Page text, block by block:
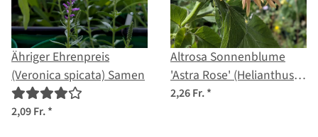
Ähriger Ehrenpreis
(Veronica spicata) Samen
2,09 Fr.*
Altrosa Sonnenblume
'Astra Rose' (Helianthus
annuus) Samen
2,26 Fr.*